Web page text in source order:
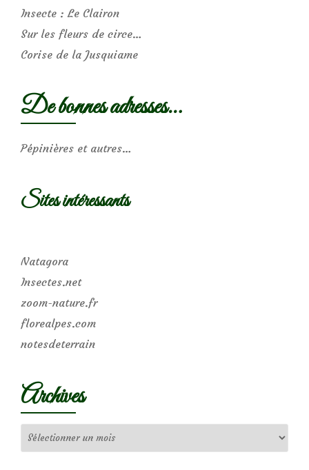
Insecte : Le Clairon
Sur les fleurs de circe…
Corise de la Jusquiame
De bonnes adresses…
Pépinières et autres…
Sites intéressants
Natagora
Insectes.net
zoom-nature.fr
florealpes.com
notesdeterrain
Archives